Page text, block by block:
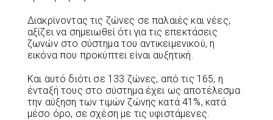
Διακρίνοντας τις ζώνες σε παλαιές και νέες,
αξίζει να σημειωθεί ότι για τις επεκτάσεις
ζωνών στο σύστημα του αντικειμενικού, η
εικόνα που προκύπτει είναι αυξητική.
Και αυτό διότι σε 133 ζώνες, από τις 165, η
ένταξή τους στο σύστημα έχει ως αποτέλεσμα
την αύξηση των τιμών ζώνης κατά 41%, κατά
μέσο όρο, σε σχέση με τις υφιστάμενες.